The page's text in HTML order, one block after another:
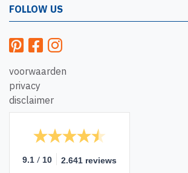
FOLLOW US
voorwaarden
privacy
disclaimer
9.1 / 10 2.641 reviews